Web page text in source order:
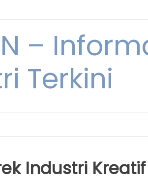
–
Terkini
Industri Kreatif